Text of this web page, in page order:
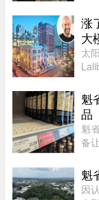
断
涨
大
太
兼
魁
品
魁
备
任
室
魁
因